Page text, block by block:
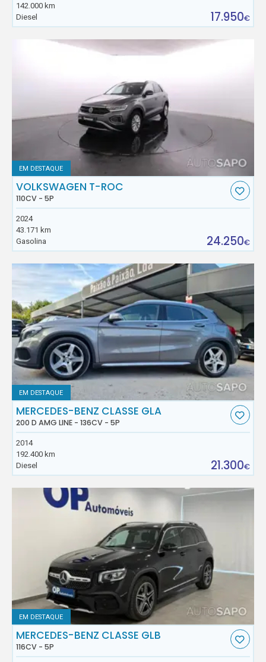
142.000 km
Diesel
17.950€
EM DESTAQUE
VOLKSWAGEN T-ROC
110CV - 5P
2024
43.171 km
Gasolina
24.250€
EM DESTAQUE
MERCEDES-BENZ CLASSE GLA
200 D AMG LINE - 136CV - 5P
2014
192.400 km
Diesel
21.300€
EM DESTAQUE
MERCEDES-BENZ CLASSE GLB
116CV - 5P